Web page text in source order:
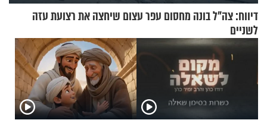
דיווח: צה"ל בונה מחסום עפר עצום שיחצה את רצועת עזה
לשניים